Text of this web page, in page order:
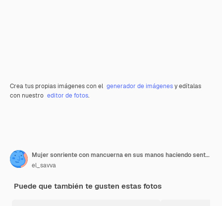
Crea tus propias imágenes con el generador de imágenesy edítalas
con nuestro editor de fotos.
Mujer sonriente con mancuerna en sus manos haciendo sentadillas afuera con una piscina en el fondo Fit wom
el_savva
Puede que también te gusten estas fotos